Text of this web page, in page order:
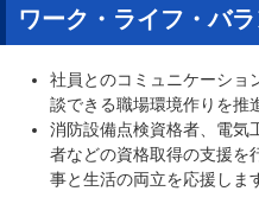
ワーク・ライフ・バ
社員とのコミュニケーショ
談できる職場環境作りを推
消防設備点検資格者、電気
者などの資格取得の支援を
事と生活の両立を応援しま